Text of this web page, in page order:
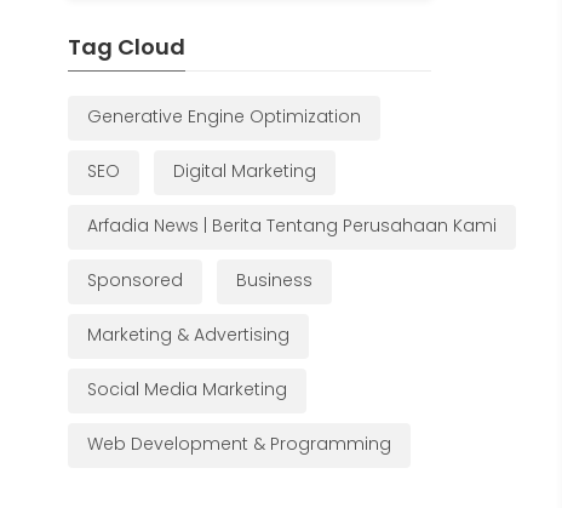
Tag Cloud
Generative Engine Optimization
SEO Digital Marketing
Arfadia News | Berita Tentang Perusahaan Kami
Sponsored Business
Marketing & Advertising
Social Media Marketing
Web Development & Programming